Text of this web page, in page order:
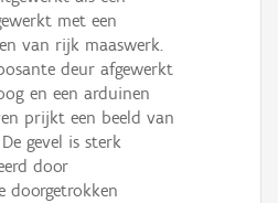
met een
van rijk maaswerk.
deur afgewerkt
en een arduinen
prijkt een beeld van
gevel is sterk
door
doorgetrokken